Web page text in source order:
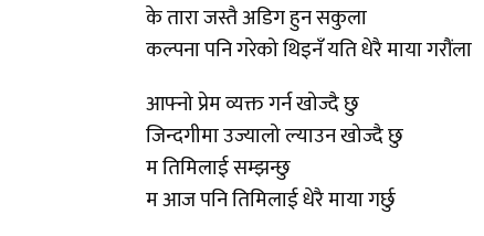
के तारा जस्तै अडिग हुन सकुला
कल्पना पनि गरेको थिइनँ यति धेरै माया गरौंला
आफ्नो प्रेम व्यक्त गर्न खोज्दै छु
जिन्दगीमा उज्यालो ल्याउन खोज्दै छु
म तिमिलाई सम्झन्छु
म आज पनि तिमिलाई धेरै माया गर्छु